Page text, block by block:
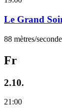
Le Grand
88 mètres/seconde
Fr
2.10.
21:00